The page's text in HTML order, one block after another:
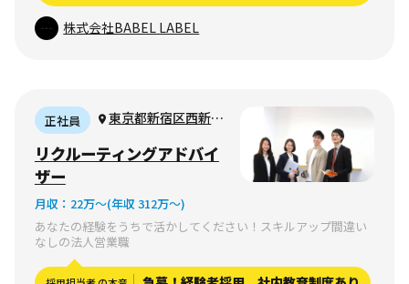
株式会社BABEL LABEL
正社員
東京都新宿区西新宿
クエアビル新宿3階
リクルーティングアドバイ
ザー
月収： 22万〜(年収 312万〜)
あなたの経験をうちで活かしてください！スキルアップ間違い
なしの法人営業職